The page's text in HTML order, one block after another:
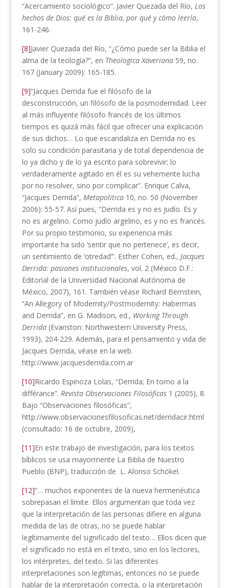
“Acercamiento sociológico”. Javier Quezada del Río, Los
hechos de Dios: qué es la Biblia, por qué y cómo leerla,
161-246.
[8]Javier Quezada del Río, “¿Cómo puede ser la Biblia el
alma de la teología?”, en Theologica Xaveriana 59, no.
167 (January 2009): 165-185.
[9]“Jacques Derrida fue el filósofo de la
desconstrucción, un filósofo de la posmodernidad. Leer
al más influyente filósofo francés de los últimos
tiempos es quizá más fácil que ofrecer una explicación
de sus dichos… Lo que escandaliza en Derrida no es
solo su condición parasitaria y de total dependencia de
lo ya dicho y de lo ya escrito para sobrevivir; lo
verdaderamente agitado en él es su vehemente lucha
por no resolver, sino por complicar”. Enrique Calva,
“Jacques Derrida”, Metapolitica10, no. 50 (November
2006): 55-57. Así pues, “Derrida es y no es judío. Es y
no es argelino. Como judío argelino, es y no es francés.
Por su propio testimonio, su experiencia más
importante ha sido ‘sentir que no pertenece’, es decir,
un sentimiento de ‘otredad’”. Esther Cohen, ed., Jacques
Derrida: pasiones institucionales, vol. 2 (México D.F.:
Editorial de la Universidad Nacional Autónoma de
México, 2007), 161. También véase Richard Bernstein,
“An Allegory of Modernity/Postmodernity: Habermas
and Derrida”, en G. Madison, ed., Working Through
Derrida (Evanston: Northwestern University Press,
1993), 204-229. Además, para el pensamiento y vida de
Jacques Derrida, véase en la web.
http://www.jacquesderrida.com.ar
[10]Ricardo Espinoza Lolas, “Derrida; En torno a la
différance”. Revista Observaciones Filosóficas 1 (2005), 8.
Bajo “Observaciones filosóficas”,
http://www.observacionesfilosoficas.net/derridacir.html
(consultado: 16 de octubre, 2009),
[11]En este trabajo de investigación, para los textos
bíblicos se usa mayormente La Biblia de Nuestro
Pueblo (BNP), traducción de L. Alonso Schökel.
[12]“… muchos exponentes de la nueva hermenéutica
sobrepasan el límite. Ellos argumentan que toda vez
que la interpretación de las personas difiere en alguna
medida de las de otras, no se puede hablar
legítimamente del significado del texto… Ellos dicen que
el significado no está en el texto, sino en los lectores,
los intérpretes, del texto. Si las diferentes
interpretaciones son legítimas, entonces no se puede
hablar de la interpretación correcta, o la interpretación